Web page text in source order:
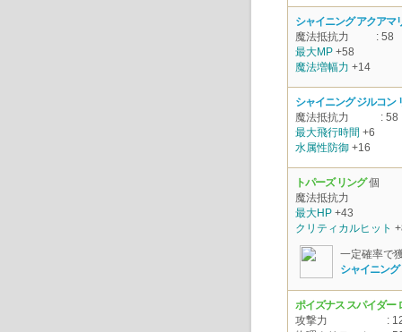
シャイニング アクアマ
魔法抵抗力
: 58
最大MP +58
魔法増幅力 +14
シャイニング ジルコン
魔法抵抗力
: 58
最大飛行時間 +6
水属性防御 +16
トパーズ リング個
魔法抵抗力
最大HP +43
クリティカルヒット
一定確率で
シャイニン
ポイズナス スパイダー
攻撃力
: